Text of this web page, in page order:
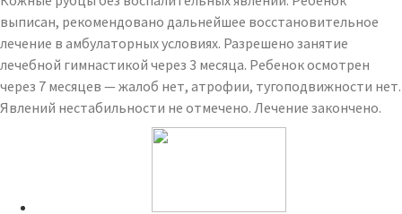
выписан, рекомендовано дальнейшее восстановительное
лечение в амбулаторных условиях. Разрешено занятие
лечебной гимнастикой через 3 месяца. Ребенок осмотрен
через 7 месяцев — жалоб нет, атрофии, тугоподвижности нет.
Явлений нестабильности не отмечено. Лечение закончено.